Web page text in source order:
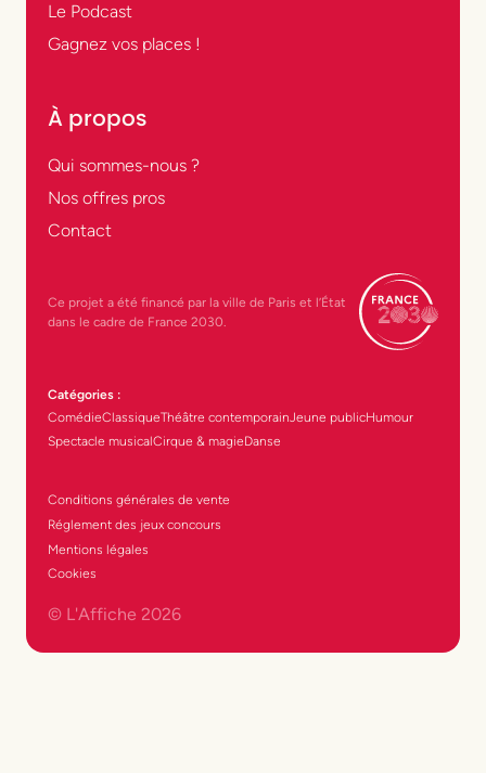
Le Podcast
Gagnez vos places !
À propos
Qui sommes-nous ?
Nos offres pros
Contact
Ce projet a été financé par la ville de Paris et l’État
dans le cadre de France 2030.
Catégories :
ComédieClassiqueThéâtre contemporainJeune publicHumour
Spectacle musicalCirque & magieDanse
Conditions générales de vente
Réglement des jeux concours
Mentions légales
Cookies
© L'Affiche 2026